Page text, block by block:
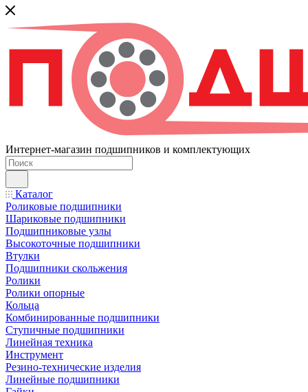
Интернет-магазин подшипников и комплектующих
Каталог
Роликовые подшипники
Шариковые подшипники
Подшипниковые узлы
Высокоточные подшипники
Втулки
Подшипники скольжения
Ролики
Ролики опорные
Кольца
Комбинированные подшипники
Ступичные подшипники
Линейная техника
Инструмент
Резино-технические изделия
Линейные подшипники